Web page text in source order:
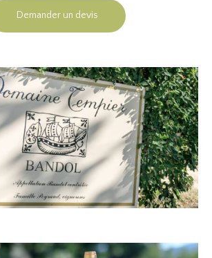
Demander un devis